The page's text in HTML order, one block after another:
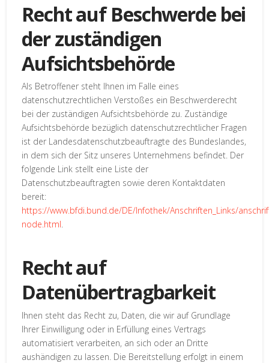
Recht auf Beschwerde bei
der zuständigen
Aufsichtsbehörde
Als Betroffener steht Ihnen im Falle eines
datenschutzrechtlichen Verstoßes ein Beschwerderecht
bei der zuständigen Aufsichtsbehörde zu. Zuständige
Aufsichtsbehörde bezüglich datenschutzrechtlicher Fragen
ist der Landesdatenschutzbeauftragte des Bundeslandes,
in dem sich der Sitz unseres Unternehmens befindet. Der
folgende Link stellt eine Liste der
Datenschutzbeauftragten sowie deren Kontaktdaten
bereit:
https://www.bfdi.bund.de/DE/Infothek/Anschriften_Links/
node.html.
Recht auf
Datenübertragbarkeit
Ihnen steht das Recht zu, Daten, die wir auf Grundlage
Ihrer Einwilligung oder in Erfüllung eines Vertrags
automatisiert verarbeiten, an sich oder an Dritte
aushändigen zu lassen. Die Bereitstellung erfolgt in einem